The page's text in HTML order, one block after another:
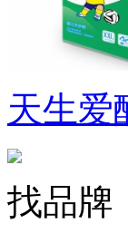
天生爱
找品牌